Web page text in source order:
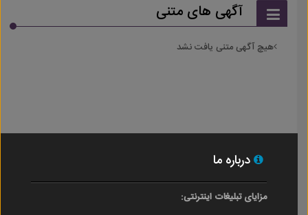
آگهی های متنی
هیچ آگهی متنی یافت نشد
درباره ما
مزایای تبلیغات اینترنتی: